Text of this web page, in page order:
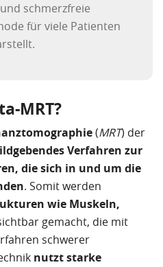
schmerzfreie
für viele Patienten
MRT?
(MRT) der
Verfahren zur
die sich in und um die
. Somit werden
wie Muskeln,
gemacht, die mit
schwerer
nutzt starke